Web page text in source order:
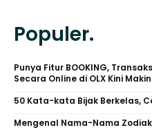
Populer.
Punya Fitur BOOKING,
Secara Online di OLX Kini
50 Kata-kata Bijak Berkelas,
Mengenal Nama-Nama